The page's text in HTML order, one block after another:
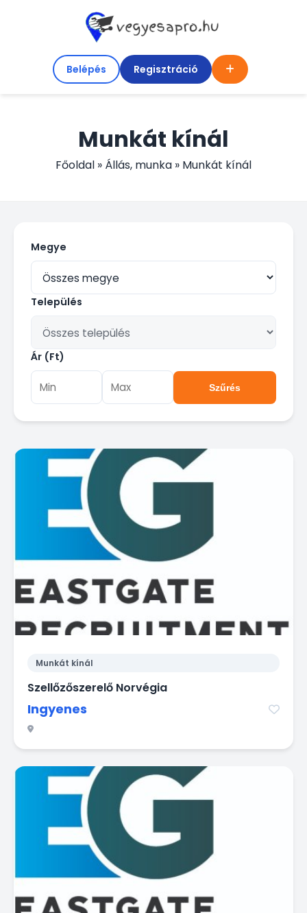
Belépés Regisztráció
Munkát kínál
Főoldal » Állás, munka » Munkát kínál
Megye
Település
Ár (Ft)
Szűrés
Munkát kínál
Szellőzőszerelő Norvégia
Ingyenes